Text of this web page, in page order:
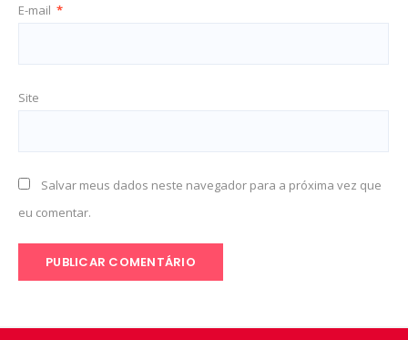
E-mail *
Site
Salvar meus dados neste navegador para a próxima vez que
eu comentar.